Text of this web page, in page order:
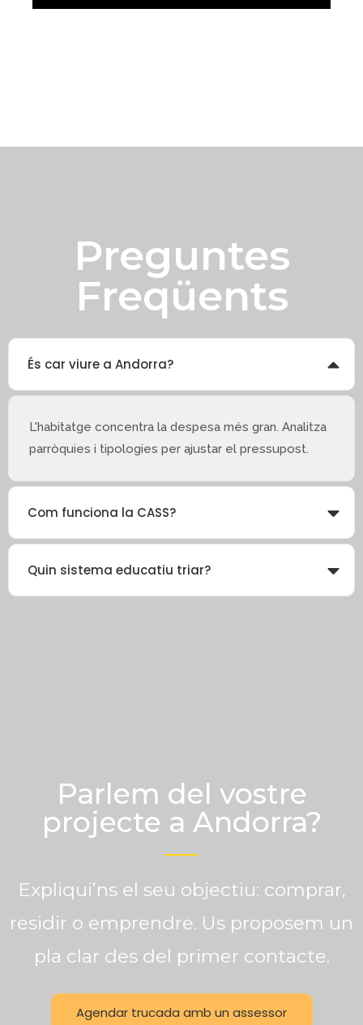
Preguntes
Freqüents
És car viure a Andorra?
L'habitatge concentra la despesa més gran. Analitza
parròquies i tipologies per ajustar el pressupost.
Com funciona la CASS?
Quin sistema educatiu triar?
Parlem del vostre
projecte a Andorra?
Expliqui’ns el seu objectiu: comprar,
residir o emprendre. Us proposem un
pla clar des del primer contacte.
Agendar trucada amb un assessor